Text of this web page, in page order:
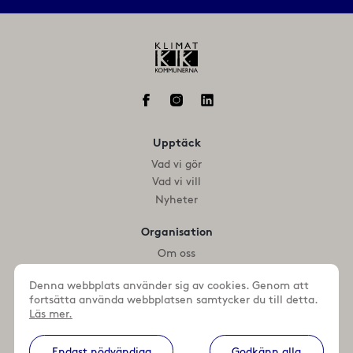
Upptäck
Vad vi gör
Vad vi vill
Nyheter
Organisation
Om oss
Kontakta oss
+46 (0)46 359 64 47
Denna webbplats använder sig av cookies. Genom att
fortsätta använda webbplatsen samtycker du till detta.
Läs mer.